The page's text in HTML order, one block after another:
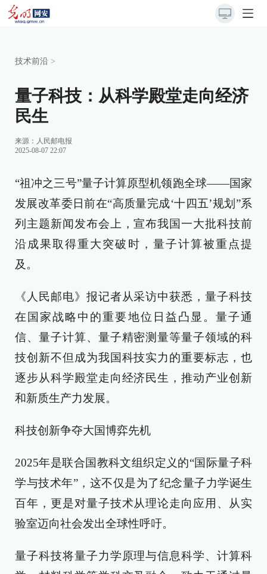
技术前沿 >
量子科技：从科学殿堂走向经济
民生
来源： 人民邮电报
2025-08-07 22:07
“祖冲之三号”量子计算原型机领跑全球——国家
发展改革委日前在“高质量完成‘十四五’规划”系
列主题新闻发布会上，宣布我国一大批科技前
沿成果取得重大突破时，量子计算被重点提
及。
《人民邮电》报记者从采访中获悉，量子科技
在国家战略中的重要地位日益凸显。量子通
信、量子计算、量子精密测量等量子领域的科
技创新不但成为我国科技实力的重要标志，也
逐步从科学殿堂走向经济民生，推动产业创新
和新质生产力发展。
科技创新争夺大国博弈先机
2025年是联合国教科文组织定义的“国际量子科
学与技术年”，这不仅是为了纪念量子力学诞生
百年，更是对量子技术从理论走向应用、从实
验室迈向社会发出全球性呼吁。
量子科技将量子力学原理与信息科学、计算科